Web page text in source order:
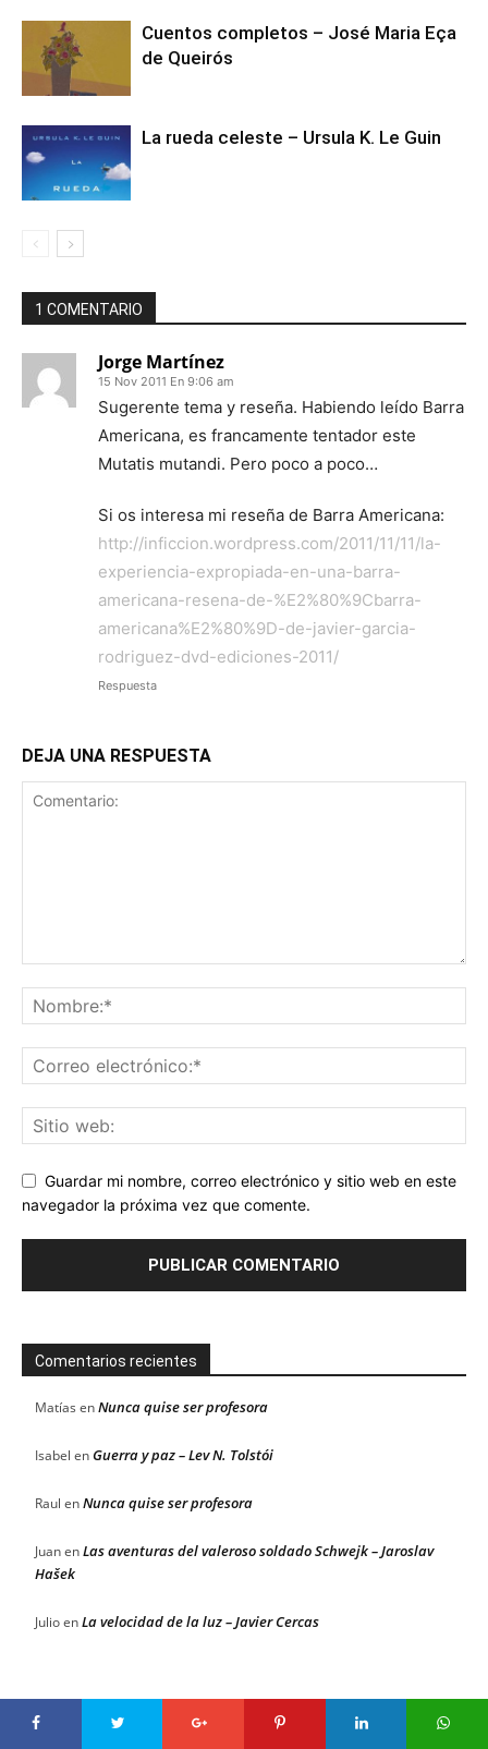
Cuentos completos – José Maria Eça
de Queirós
La rueda celeste – Ursula K. Le Guin
1 COMENTARIO
Jorge Martínez
15 Nov 2011 En 9:06 am
Sugerente tema y reseña. Habiendo leído Barra
Americana, es francamente tentador este
Mutatis mutandi. Pero poco a poco…
Si os interesa mi reseña de Barra Americana:
http://inficcion.wordpress.com/2011/11/11/la-
experiencia-expropiada-en-una-barra-
americana-resena-de-%E2%80%9Cbarra-
americana%E2%80%9D-de-javier-garcia-
rodriguez-dvd-ediciones-2011/
Respuesta
DEJA UNA RESPUESTA
Guardar mi nombre, correo electrónico y sitio web en este
navegador la próxima vez que comente.
Comentarios recientes
Matías enNunca quise ser profesora
Isabel enGuerra y paz – Lev N. Tolstói
Raul enNunca quise ser profesora
JuanenLas aventuras del valeroso soldado Schwejk – Jaroslav
Hašek
JulioenLa velocidad de la luz – Javier Cercas